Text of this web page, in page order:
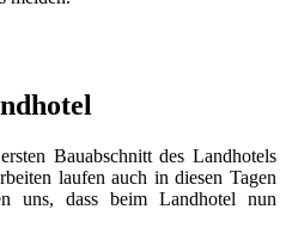
Bauabschnitt des Landhotels
laufen auch in diesen Tagen
uns, dass beim Landhotel nun